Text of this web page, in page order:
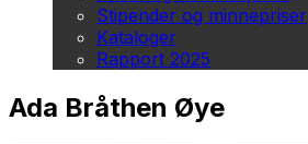
Stipender og minnepriser
Kataloger
Rapport 2025
Ada Bråthen Øye